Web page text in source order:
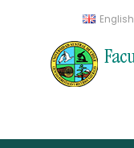
English